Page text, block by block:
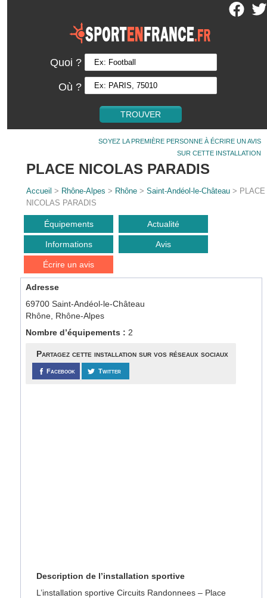
Quoi ?
Où ?
SOYEZ LA PREMIÈRE PERSONNE À ÉCRIRE UN AVIS
SUR CETTE INSTALLATION
PLACE NICOLAS PARADIS
Accueil > Rhône-Alpes > Rhône >Saint-Andéol-le-Château > PLACE
NICOLAS PARADIS
Équipements Actualité
Informations Avis
Écrire un avis
Adresse
69700 Saint-Andéol-le-Château
Rhône, Rhône-Alpes
Nombre d’équipements : 2
Partagez cette installation sur vos réseaux sociaux
Facebook Twitter
Description de l’installation sportive
L’installation sportive Circuits Randonnees – Place